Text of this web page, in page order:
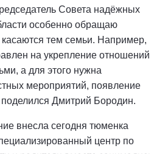
Совета надёжных
особенно обращаю
касаются тем семьи. Например,
на укрепление отношений
а для этого нужна
мероприятий, появление
Дмитрий Бородин.
внесла сегодня тюменка
центр по